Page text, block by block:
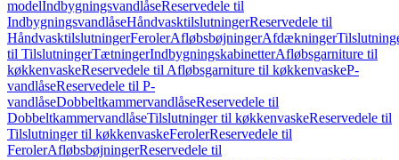
modelIndbygningsvandlåseReservedele til
IndbygningsvandlåseHåndvasktilslutningerReservedele til
HåndvasktilslutningerFerolerAfløbsbøjningerAfdækninger
til TilslutningerTætningerIndbygningskabinetterAfløbsgarniture til
køkkenvaskeReservedele til Afløbsgarniture til køkkenvaskeP-
vandlåseReservedele til P-
vandlåseDobbeltkammervandlåseReservedele til
DobbeltkammervandlåseTilslutninger til køkkenvaskeReservedele til
Tilslutninger til køkkenvaskeFerolerReservedele til
FerolerAfløbsbøjningerReservedele til